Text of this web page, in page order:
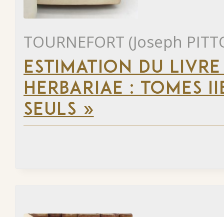
TOURNEFORT (Joseph
ESTIMATION DU
HERBARIAE : TOMES
SEULS »